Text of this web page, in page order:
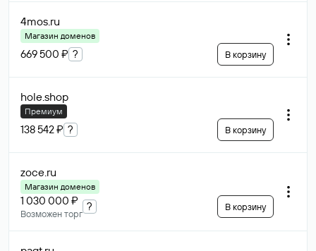
4mos.ru
Магазин доменов
669 500 ₽ ? В корзину
hole.shop
Премиум
138 542 ₽ ? В корзину
zoce.ru
Магазин доменов
1 030 000 ₽
Возможен торг
? В корзину